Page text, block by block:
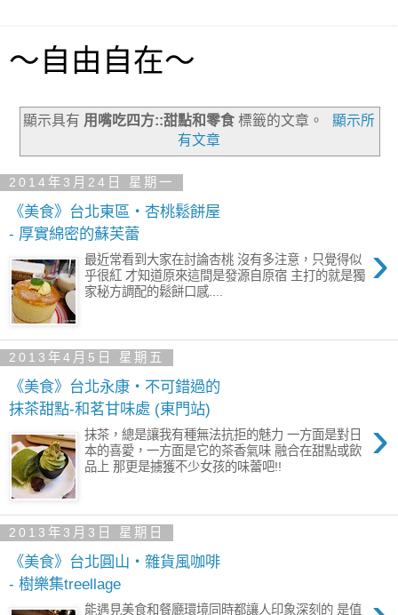
～自由自在～
顯示具有 用嘴吃四方::甜點和零食標籤的文章。
顯示所
有文章
2014年3月24日 星期一
《美食》台北東區‧杏桃鬆餅屋
- 厚實綿密的蘇芙蕾
›
最近常看到大家在討論杏桃 沒有多注意，只覺得似
乎很紅 才知道原來這間是發源自原宿 主打的就是獨
家秘方調配的鬆餅口感....
2013年4月5日 星期五
《美食》台北永康‧不可錯過的
抹茶甜點-和茗甘味處 (東門站)
›
抹茶，總是讓我有種無法抗拒的魅力 一方面是對日
本的喜愛，一方面是它的茶香氣味 融合在甜點或飲
品上 那更是擄獲不少女孩的味蕾吧!!
2013年3月3日 星期日
《美食》台北圓山‧雜貨風咖啡
- 樹樂集treellage
能遇見美食和餐廳環境同時都讓人印象深刻的 是值